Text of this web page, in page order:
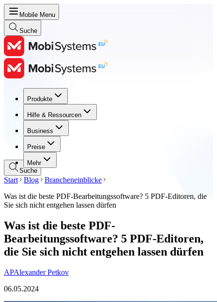
Mobile Menu
Suche
Produkte
Hilfe & Ressourcen
Business
Preise
Mehr
Produkte
Hilfe & Ressourcen
Business
Preise
Suche
Start Blog
Brancheneinblicke
Was ist die beste PDF-Bearbeitungssoftware? 5 PDF-Editoren, die
Sie sich nicht entgehen lassen dürfen
Was ist die beste PDF-
Bearbeitungssoftware? 5 PDF-Editoren,
die Sie sich nicht entgehen lassen dürfen
APAlexander Petkov
06.05.2024